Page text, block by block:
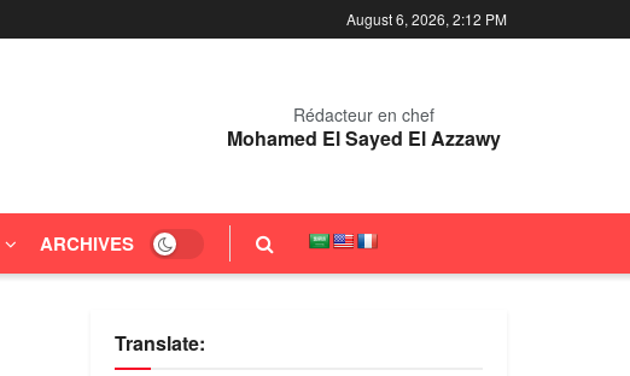
August 6, 2026, 2:12 PM
Rédacteur en chef
Mohamed El Sayed El Azzawy
ARCHIVES
Translate: